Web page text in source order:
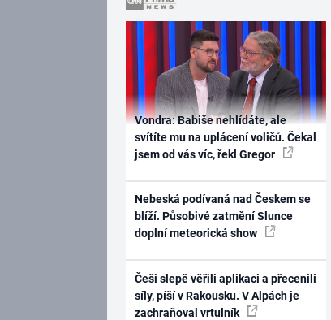
Vondra: Babiše nehlídáte, ale
svítíte mu na uplácení voličů. Čekal
jsem od vás víc, řekl Gregor
Nebeská podívaná nad Českem se
blíží. Působivé zatmění Slunce
doplní meteorická show
Češi slepě věřili aplikaci a přecenili
síly, píší v Rakousku. V Alpách je
zachraňoval vrtulník